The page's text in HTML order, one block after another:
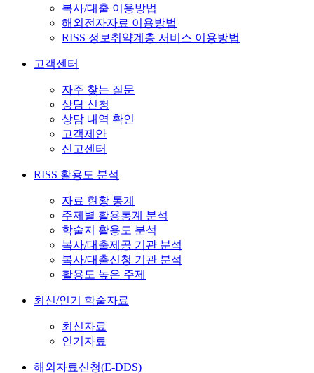
복사/대출 이용방법
해외전자자료 이용방법
RISS 정보취약계층 서비스 이용방법
고객센터
자주 찾는 질문
상담 신청
상담 내역 확인
고객제안
신고센터
RISS 활용도 분석
자료 현황 통계
주제별 활용통계 분석
학술지 활용도 분석
복사/대출제공 기관 분석
복사/대출신청 기관 분석
활용도 높은 주제
최신/인기 학술자료
최신자료
인기자료
해외자료신청(E-DDS)